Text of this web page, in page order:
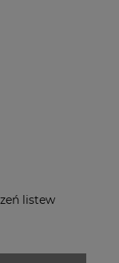
listew